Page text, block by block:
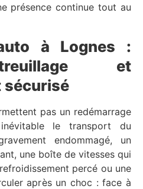
présence continue tout au
à Lognes :
et
sécurisé
pas un redémarrage
le transport du
endommagé, un
une boîte de vitesses qui
percé ou une
après un choc : face à